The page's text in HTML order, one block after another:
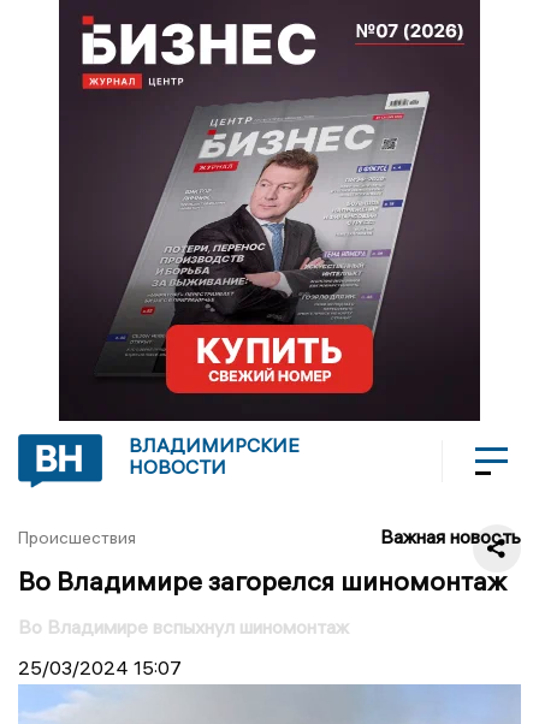
ВЛАДИМИРСКИЕ
НОВОСТИ
Происшествия Важная новость
Во Владимире загорелся шиномонтаж
Во Владимире вспыхнул шиномонтаж
25/03/2024 15:07